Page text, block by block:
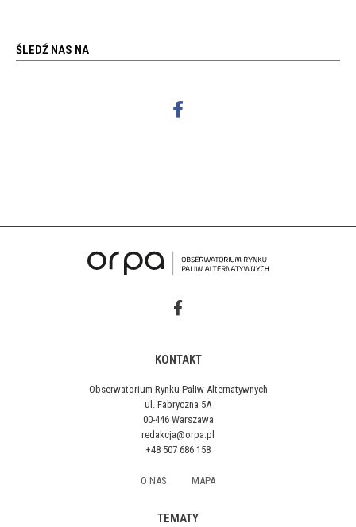
ŚLEDŹ NAS NA
KONTAKT
Obserwatorium Rynku Paliw Alternatywnych
ul. Fabryczna 5A
00-446 Warszawa
redakcja@orpa.pl
+48 507 686 158
O NAS MAPA
TEMATY